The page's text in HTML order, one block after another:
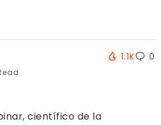
1.1K 0
científico de la